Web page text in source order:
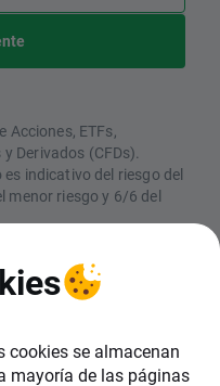
Acciones, ETFs,
Derivados (CFDs).
indicativo del riesgo del
menor riesgo y 6/6 del
dinero rápidamente
las cuentas de
en la comercialización
permitirse asumir
cookies se almacenan
mayoría de las páginas